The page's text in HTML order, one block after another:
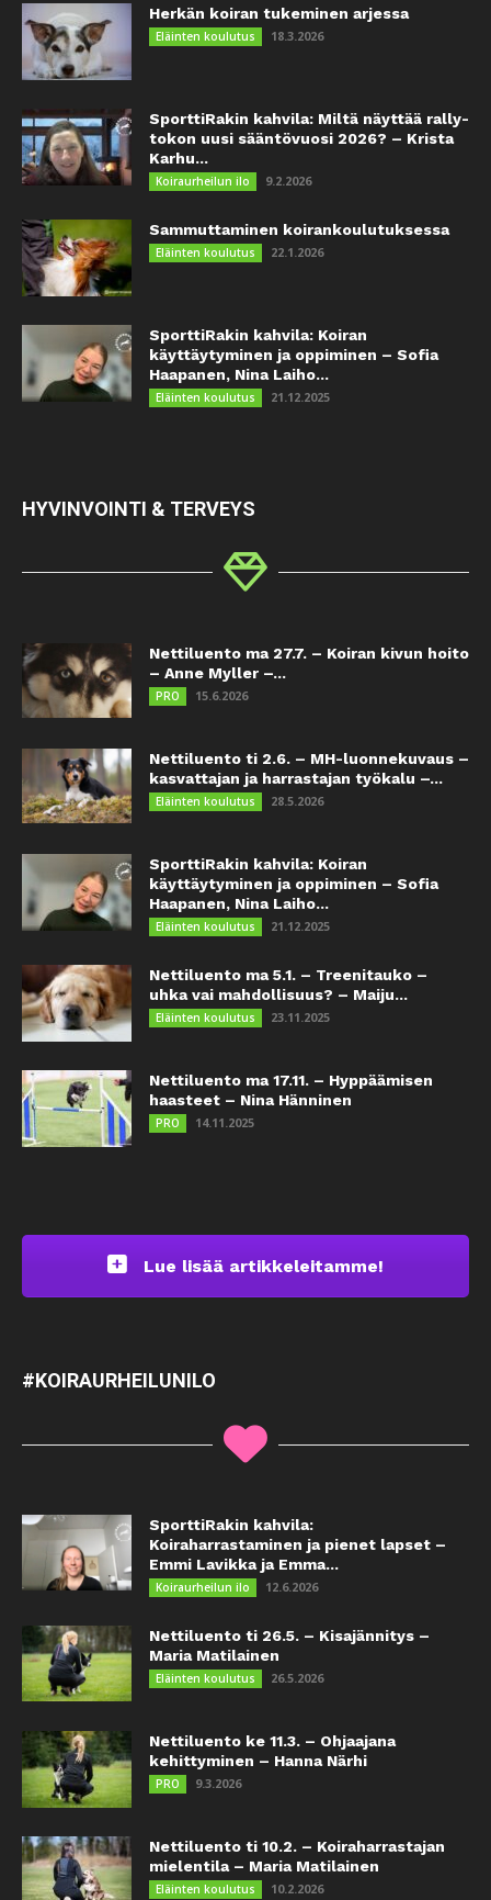
Herkän koiran tukeminen arjessa
Eläinten koulutus 18.3.2026
SporttiRakin kahvila: Miltä näyttää rally-
tokon uusi sääntövuosi 2026? – Krista
Karhu...
Koiraurheilun ilo 9.2.2026
Sammuttaminen koirankoulutuksessa
Eläinten koulutus 22.1.2026
SporttiRakin kahvila: Koiran
käyttäytyminen ja oppiminen – Sofia
Haapanen, Nina Laiho...
Eläinten koulutus 21.12.2025
HYVINVOINTI & TERVEYS
Nettiluento ma 27.7. – Koiran kivun hoito
– Anne Myller –...
PRO 15.6.2026
Nettiluento ti 2.6. – MH-luonnekuvaus –
kasvattajan ja harrastajan työkalu –...
Eläinten koulutus 28.5.2026
SporttiRakin kahvila: Koiran
käyttäytyminen ja oppiminen – Sofia
Haapanen, Nina Laiho...
Eläinten koulutus 21.12.2025
Nettiluento ma 5.1. – Treenitauko –
uhka vai mahdollisuus? – Maiju...
Eläinten koulutus 23.11.2025
Nettiluento ma 17.11. – Hyppäämisen
haasteet – Nina Hänninen
PRO 14.11.2025
Lue lisää artikkeleitamme!
#KOIRAURHEILUNILO
SporttiRakin kahvila:
Koiraharrastaminen ja pienet lapset –
Emmi Lavikka ja Emma...
Koiraurheilun ilo 12.6.2026
Nettiluento ti 26.5. – Kisajännitys –
Maria Matilainen
Eläinten koulutus 26.5.2026
Nettiluento ke 11.3. – Ohjaajana
kehittyminen – Hanna Närhi
PRO 9.3.2026
Nettiluento ti 10.2. – Koiraharrastajan
mielentila – Maria Matilainen
Eläinten koulutus 10.2.2026